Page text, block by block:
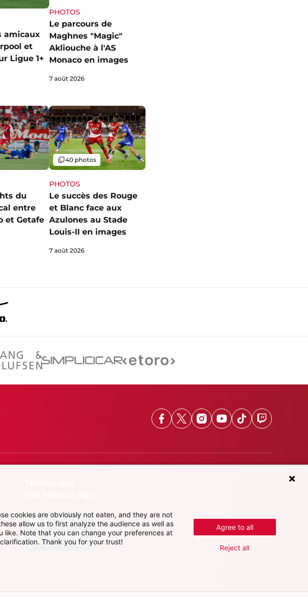
amicaux
et
Ligue 1+
PHOTOS
Le parcours de
Maghnes "Magic"
Akliouche à l'AS
Monaco en images
7 août 2026
du
entre
et Getafe
PHOTOS
Le succès des Rouge
et Blanc face aux
Azulones au Stade
Louis-II en images
Galerie
40 photos
7 août 2026
Facebook
X Instagram
Youtube
TikTokTwitch
cookies are obviously not eaten, and they are not
allow us to first analyze the audience as well as
Note that you can change your preferences at
Thank you for your trust!
Agree to all
Reject all